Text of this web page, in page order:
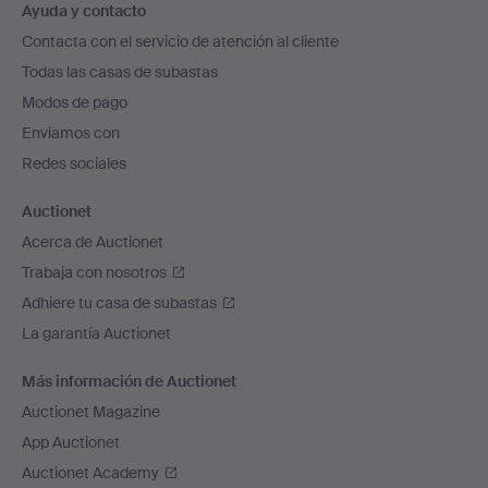
en
el
pie
de
página
Ayuda y contacto
Contacta con el servicio de atención al cliente
Todas las casas de subastas
Modos de pago
Enviamos con
Redes sociales
Auctionet
Acerca de Auctionet
Trabaja con nosotros
Adhiere tu casa de subastas
La garantía Auctionet
Más información de Auctionet
Auctionet Magazine
App Auctionet
Auctionet Academy